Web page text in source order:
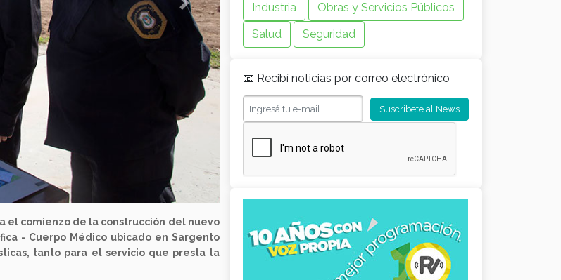
Next
el comienzo de la construcción del nuevo
- Cuerpo Médico ubicado en Sargento
tanto para el servicio que presta la
Industria
Obras y Servicios Públicos
Salud
Seguridad
📧 Recibí noticias por correo electrónico